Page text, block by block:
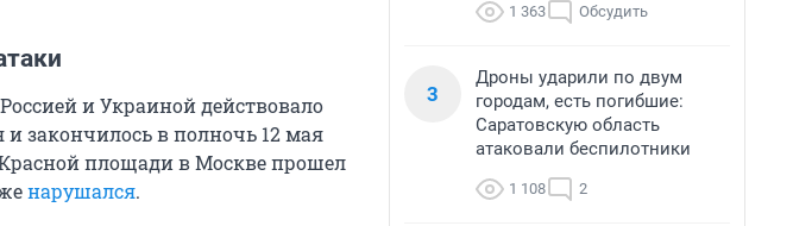
и Украиной действовало
закончилось в полночь 12 мая
площади в Москве прошел
нарушался.
1 363 Обсудить
3
Дроны ударили по двум
городам, есть погибшие:
Саратовскую область
атаковали беспилотники
1 108 2